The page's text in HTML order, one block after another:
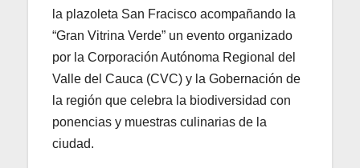
la plazoleta San Fracisco acompañando la
“Gran Vitrina Verde” un evento organizado
por la Corporación Autónoma Regional del
Valle del Cauca (CVC) y la Gobernación de
la región que celebra la biodiversidad con
ponencias y muestras culinarias de la
ciudad.